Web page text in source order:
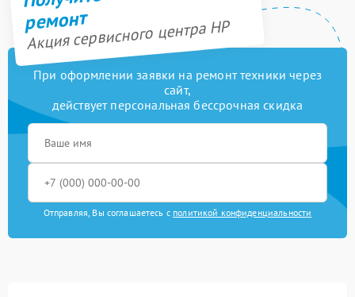
ремонт
Акция сервисного центра HP
При оформлении заявки на ремонт техники через
сайт,
действует персональная бессрочная скидка
Отправляя, Вы соглашаетесь с политикой конфиденциальности